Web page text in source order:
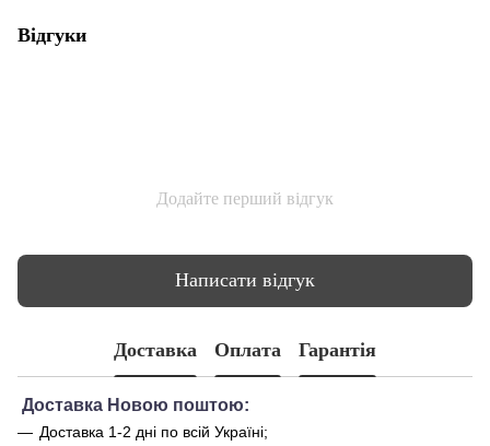
Відгуки
Додайте перший відгук
Написати відгук
Доставка Оплата Гарантія
Доставка Новою поштою:
Доставка 1-2 дні по всій Україні;